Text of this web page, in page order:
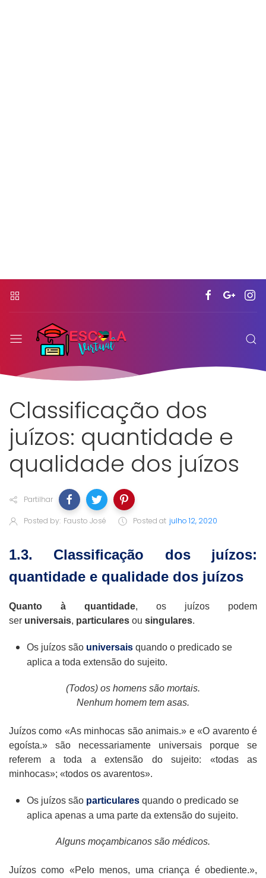
Classificação dos
juízos: quantidade e
qualidade dos juízos
Partilhar
Posted by: Fausto José Posted at julho 12, 2020
1.3. Classificação dos juízos:
quantidade e qualidade dos juízos
Quanto à quantidade, os juízos podem
ser universais, particulares ou singulares.
Os juízos são universais quando o predicado se
aplica a toda extensão do sujeito.
(Todos) os homens são mortais.
Nenhum homem tem asas.
Juízos como «As minhocas são animais.» e «O avarento é
egoísta.» são necessariamente universais porque se
referem a toda a extensão do sujeito: «todas as
minhocas»; «todos os avarentos».
Os juízos são particulares quando o predicado se
aplica apenas a uma parte da extensão do sujeito.
Alguns moçambicanos são médicos.
Juízos como «PeIo menos, uma criança é obediente.»,